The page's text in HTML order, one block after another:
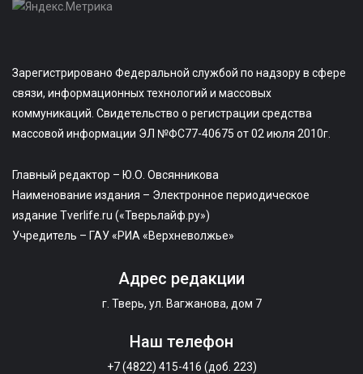
Зарегистрировано Федеральной службой по надзору в сфере
связи, информационных технологий и массовых
коммуникаций. Свидетельство о регистрации средства
массовой информации ЭЛ №ФС77-40675 от 02 июля 2010г.
Главный редактор – Ю.О. Овсянникова
Наименование издания – Электронное периодическое
издание Tverlife.ru («Тверьлайф.ру»)
Учредитель – ГАУ «РИА «Верхневолжье»
Адрес редакции
г. Тверь, ул. Вагжанова, дом 7
Наш телефон
+7 (4822) 415-416 (доб. 223)